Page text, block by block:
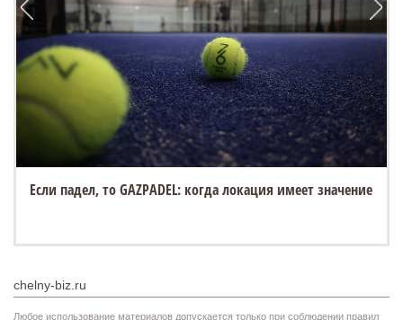
Если падел, то GAZPADEL: когда локация имеет значение
chelny-biz.ru
Любое использование материалов допускается только при соблюдении правил